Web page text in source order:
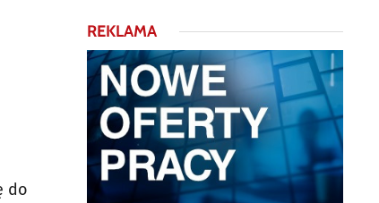
do
REKLAMA